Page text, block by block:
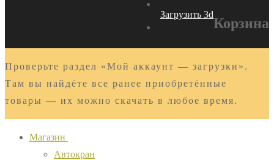
Загрузить 3d
Корзина
Проверьте раздел «Мой аккаунт — загрузки».
Там вы найдёте все ранее приобретённые
товары — их можно скачать в любое время.
Магазин
Автокран